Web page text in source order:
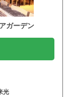
ガーデン
光